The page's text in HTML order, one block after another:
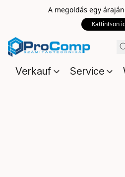
A megoldás egy
Kattintson
Verkauf Service